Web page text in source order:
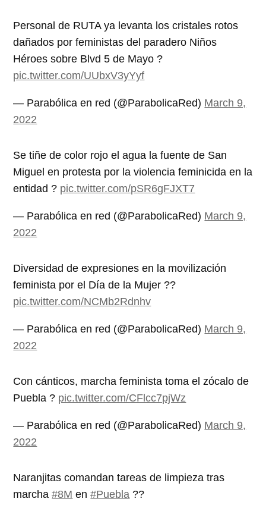
Personal de RUTA ya levanta los cristales rotos
dañados por feministas del paradero Niños
Héroes sobre Blvd 5 de Mayo ?
pic.twitter.com/UUbxV3yYyf
— Parabólica en red (@ParabolicaRed) March 9,
2022
Se tiñe de color rojo el agua la fuente de San
Miguel en protesta por la violencia feminicida en la
entidad ? pic.twitter.com/pSR6gFJXT7
— Parabólica en red (@ParabolicaRed) March 9,
2022
Diversidad de expresiones en la movilización
feminista por el Día de la Mujer ??
pic.twitter.com/NCMb2Rdnhv
— Parabólica en red (@ParabolicaRed) March 9,
2022
Con cánticos, marcha feminista toma el zócalo de
Puebla ? pic.twitter.com/CFlcc7pjWz
— Parabólica en red (@ParabolicaRed) March 9,
2022
Naranjitas comandan tareas de limpieza tras
marcha#8M en#Puebla ??